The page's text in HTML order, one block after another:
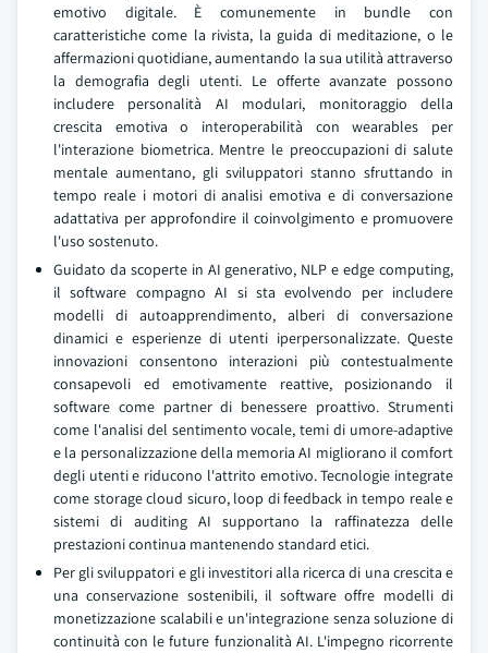
emotivo digitale. È comunemente in bundle con
caratteristiche come la rivista, la guida di meditazione, o le
affermazioni quotidiane, aumentando la sua utilità attraverso
la demografia degli utenti. Le offerte avanzate possono
includere personalità AI modulari, monitoraggio della
crescita emotiva o interoperabilità con wearables per
l'interazione biometrica. Mentre le preoccupazioni di salute
mentale aumentano, gli sviluppatori stanno sfruttando in
tempo reale i motori di analisi emotiva e di conversazione
adattativa per approfondire il coinvolgimento e promuovere
l'uso sostenuto.
Guidato da scoperte in AI generativo, NLP e edge computing,
il software compagno AI si sta evolvendo per includere
modelli di autoapprendimento, alberi di conversazione
dinamici e esperienze di utenti iperpersonalizzate. Queste
innovazioni consentono interazioni più contestualmente
consapevoli ed emotivamente reattive, posizionando il
software come partner di benessere proattivo. Strumenti
come l'analisi del sentimento vocale, temi di umore-adaptive
e la personalizzazione della memoria AI migliorano il comfort
degli utenti e riducono l'attrito emotivo. Tecnologie integrate
come storage cloud sicuro, loop di feedback in tempo reale e
sistemi di auditing AI supportano la raffinatezza delle
prestazioni continua mantenendo standard etici.
Per gli sviluppatori e gli investitori alla ricerca di una crescita e
una conservazione sostenibili, il software offre modelli di
monetizzazione scalabili e un'integrazione senza soluzione di
continuità con le future funzionalità AI. L'impegno ricorrente